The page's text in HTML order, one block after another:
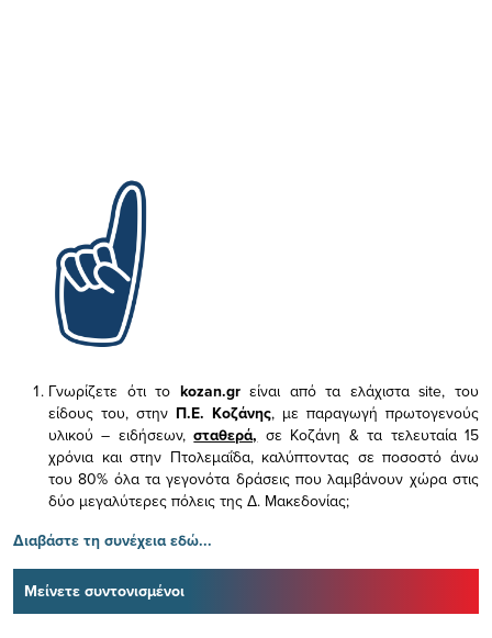
Γνωρίζετε ότι το kozan.gr είναι από τα ελάχισταsite, του
είδους του, στην Π.Ε. Κοζάνης, με παραγωγή πρωτογενούς
υλικού – ειδήσεων,σταθερά, σε Κοζάνη & τα τελευταία 15
χρόνια και στην Πτολεμαΐδα, καλύπτοντας σε ποσοστό άνω
του 80% όλα τα γεγονότα δράσεις που λαμβάνουν χώρα στις
δύο μεγαλύτερες πόλεις της Δ. Μακεδονίας;
Διαβάστε τη συνέχεια εδώ...
Μείνετε συντονισμένοι